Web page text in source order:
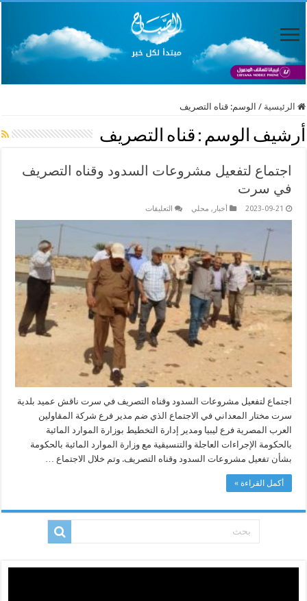
الرئيسية / الوسم:قناه التصريف
أرشيف الوسم : قناه التصريف
اجتماع لتفعيل مشروعات السدود وقناه التصريف
في سرت
2023-09-21 أخبار , محلي التعليقات
السدود
وقناه
التصريف
في
سرت
مغلقة
اجتماع لتفعيل مشروعات السدود وقناه التصريف في سرت ناقش عميد بلدية
سرت مختار المعداني في الاجتماع الذي ضم مدير فرع شركة المقاولين
العرب المصرية فرع ليبيا ومدير إدارة التخطيط بوزارة الموارد المائية
بالحكومة الإجراءات العاجلة والتنسيقية مع وزارة الموارد المائية بالحكومة
بشأن تفعيل مشروعات السدود وقناه التصريف. وتم خلال الاجتماع …
أكمل القراءة »